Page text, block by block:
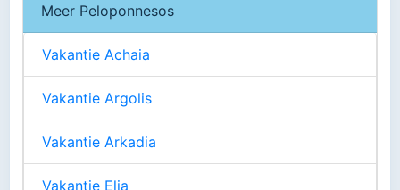
Meer Peloponnesos
Vakantie Achaia
Vakantie Argolis
Vakantie Arkadia
Vakantie Elia